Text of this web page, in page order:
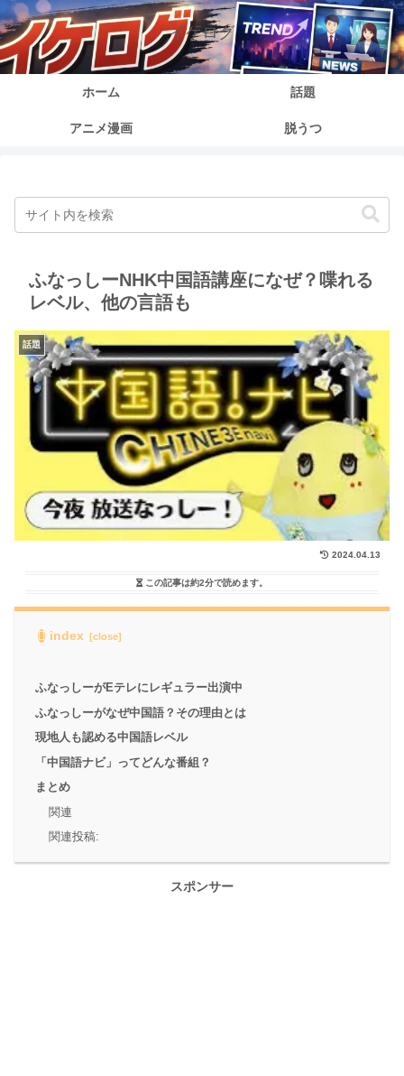
イケログ
ホーム 話題
アニメ漫画 脱うつ
ふなっしーNHK中国語講座になぜ？喋れる
レベル、他の言語も
話題
2024.04.13
この記事は約2分で読めます。
index
ふなっしーがEテレにレギュラー出演中
ふなっしーがなぜ中国語？その理由とは
現地人も認める中国語レベル
「中国語ナビ」ってどんな番組？
まとめ
関連
関連投稿:
スポンサー